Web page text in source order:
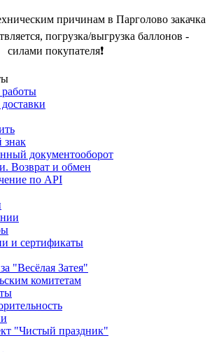
причинам в Парголово закачка
погрузка/выгрузка баллонов -
силами покупателя❗️
знак
документооборот
Возврат и обмен
по API
и сертификаты
"Весёлая Затея"
комитетам
"Чистый праздник"